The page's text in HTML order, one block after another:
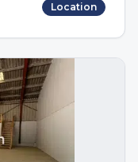
Location